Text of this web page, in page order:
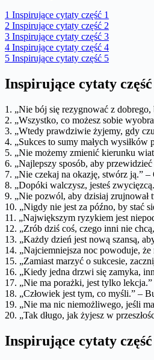
1 Inspirujące cytaty część 1
2 Inspirujące cytaty część 2
3 Inspirujące cytaty część 3
4 Inspirujące cytaty część 4
5 Inspirujące cytaty część 5
Inspirujące cytaty część
1. „Nie bój się rezygnować z
2. „Wszystko, co możesz sobie
3. „Wtedy prawdziwie żyjemy, gdy
4. „Sukces to sumy małych
5. „Nie możemy zmienić kierunku
6. „Najlepszy sposób, aby
7. „Nie czekaj na okazję, stwórz ją.”
8. „Dopóki walczysz, jesteś
9. „Nie pozwól, aby dzisiaj
10. „Nigdy nie jest za późno, by stać
11. „Największym ryzykiem jest
12. „Zrób dziś coś, czego inni nie
13. „Każdy dzień jest nową szansą,
14. „Najciemniejsza noc powoduje,
15. „Zamiast marzyć o sukcesie,
16. „Kiedy jedna drzwi się zamyka,
17. „Nie ma porażki, jest tylko
18. „Człowiek jest tym, co myśli.” –
19. „Nie ma nic niemożliwego, jeśli
20. „Tak długo, jak żyjesz w
Inspirujące cytaty część